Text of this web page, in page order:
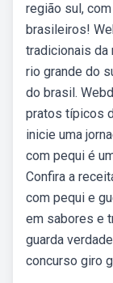
região sul,
brasileiros!
tradicionais da
rio grande do
do brasil.
pratos típicos
inicie uma
com pequi é
Confira a
com pequi e
em sabores e
guarda
concurso giro